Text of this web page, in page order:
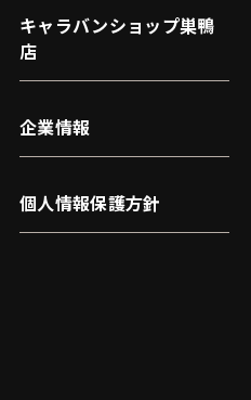
キャラバンショップ巣鴨
店
企業情報
個人情報保護方針